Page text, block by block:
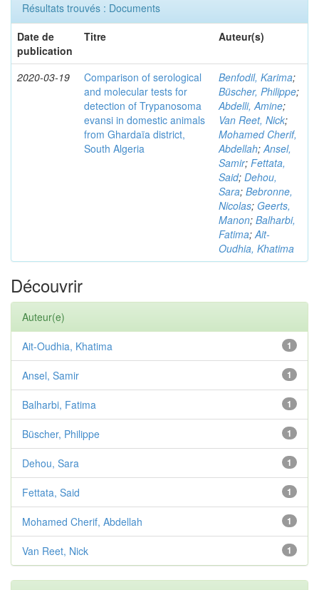
Résultats trouvés : Documents
Date de
publication
Titre Auteur(s)
2020-03-19
Comparison of serological
and molecular tests for
detection of Trypanosoma
evansi in domestic animals
from Ghardaïa district,
South Algeria
Benfodil, Karima;
Büscher, Philippe;
Abdelli, Amine;
Van Reet, Nick;
Mohamed Cherif,
Abdellah;Ansel,
Samir; Fettata,
Said; Dehou,
Sara; Bebronne,
Nicolas; Geerts,
Manon; Balharbi,
Fatima;Ait-
Oudhia, Khatima
Découvrir
Auteur(e)
1
Ait-Oudhia, Khatima
1
Ansel, Samir
1
Balharbi, Fatima
1
Büscher, Philippe
1
Dehou, Sara
1
Fettata, Said
1
Mohamed Cherif, Abdellah
1
Van Reet, Nick